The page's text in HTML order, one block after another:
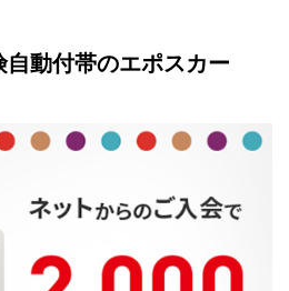
動付帯のエポスカー